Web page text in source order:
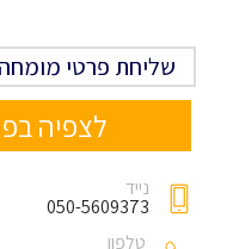
שליחת פרטי
לצפיה
נייד
050-5609373
טלפון